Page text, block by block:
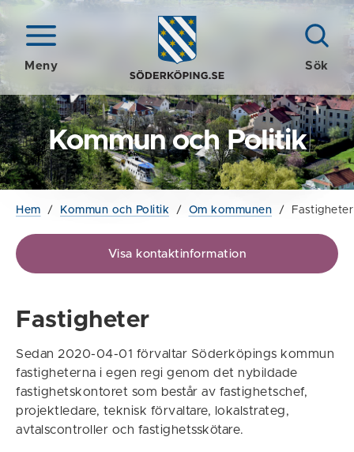
Meny Sök
Kommun och Politik
Hem / Kommun och Politik / Om kommunen / Fastigheter
Visa kontaktinformation
Fastigheter
Sedan 2020-04-01 förvaltar Söderköpings kommun
fastigheterna i egen regi genom det nybildade
fastighetskontoret som består av fastighetschef,
projektledare, teknisk förvaltare, lokalstrateg,
avtalscontroller och fastighetsskötare.